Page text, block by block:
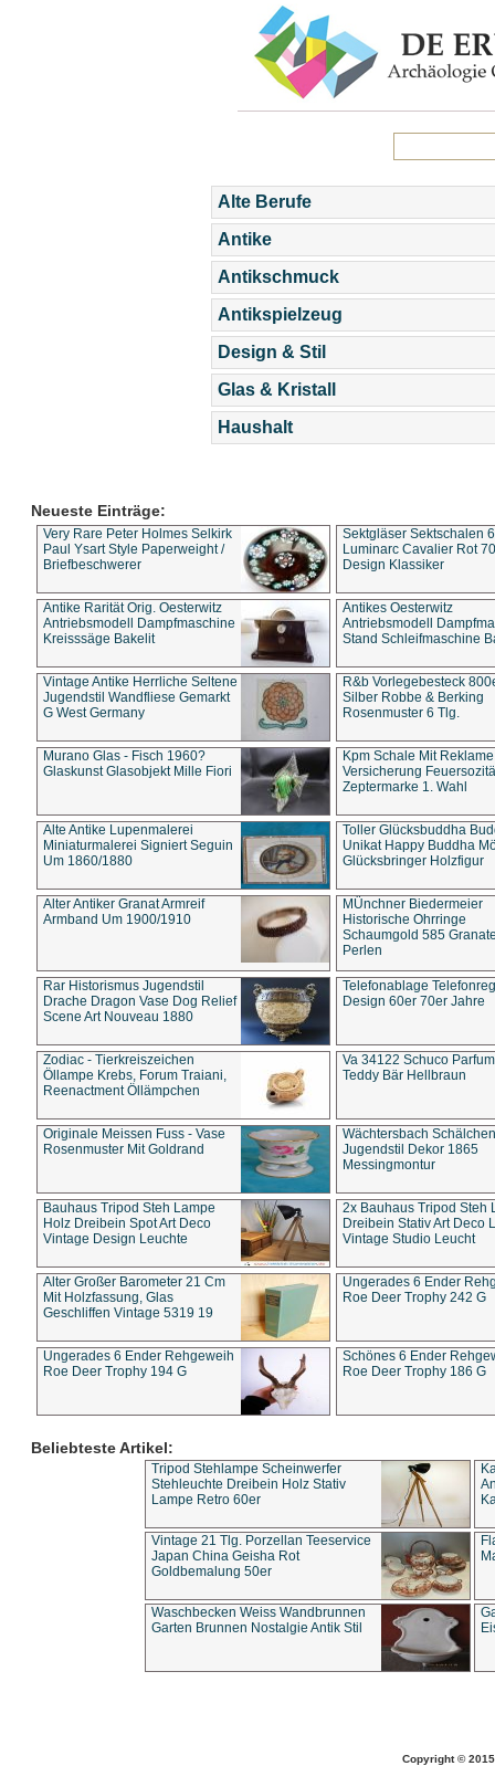
Alte Berufe
Antike
Antikschmuck
Antikspielzeug
Design & Stil
Glas & Kristall
Haushalt
Neueste Einträge:
Very Rare Peter Holmes Selkirk
Paul Ysart Style Paperweight /
Briefbeschwerer
Sektgläser Sektschalen
Luminarc Cavalier Rot
Design Klassiker
Antike Rarität Orig. Oesterwitz
Antriebsmodell Dampfmaschine
Kreisssäge Bakelit
Antikes Oesterwitz
Antriebsmodell
Stand Schleifmaschine
Vintage Antike Herrliche Seltene
Jugendstil Wandfliese Gemarkt
G West Germany
R&b Vorlegebesteck
Silber Robbe & Berking
Rosenmuster 6 Tlg.
Murano Glas - Fisch 1960?
Glaskunst Glasobjekt Mille Fiori
Kpm Schale Mit Reklame
Versicherung
Zeptermarke 1. Wahl
Alte Antike Lupenmalerei
Miniaturmalerei Signiert Seguin
Um 1860/1880
Toller Glücksbuddha
Unikat Happy Buddha
Glücksbringer Holzfigur
Alter Antiker Granat Armreif
Armband Um 1900/1910
MÜnchner Biedermeier
Historische Ohrringe
Schaumgold 585
Perlen
Rar Historismus Jugendstil
Drache Dragon Vase Dog Relief
Scene Art Nouveau 1880
Telefonablage
Design 60er 70er Jahre
Zodiac - Tierkreiszeichen
Öllampe Krebs, Forum Traiani,
Reenactment Öllämpchen
Va 34122 Schuco
Teddy Bär Hellbraun
Originale Meissen Fuss - Vase
Rosenmuster Mit Goldrand
Wächtersbach Schälchen
Jugendstil Dekor 1865
Messingmontur
Bauhaus Tripod Steh Lampe
Holz Dreibein Spot Art Deco
Vintage Design Leuchte
2x Bauhaus Tripod Steh
Dreibein Stativ Art Deco
Vintage Studio Leucht
Alter Großer Barometer 21 Cm
Mit Holzfassung, Glas
Geschliffen Vintage 5319 19
Ungerades 6 Ender
Roe Deer Trophy 242 G
Ungerades 6 Ender Rehgeweih
Roe Deer Trophy 194 G
Schönes 6 Ender
Roe Deer Trophy 186 G
Beliebteste Artikel:
Tripod Stehlampe Scheinwerfer
Stehleuchte Dreibein Holz Stativ
Lampe Retro 60er
Vintage 21 Tlg. Porzellan Teeservice
Japan China Geisha Rot
Goldbemalung 50er
Waschbecken Weiss Wandbrunnen
Garten Brunnen Nostalgie Antik Stil
Copyright ©